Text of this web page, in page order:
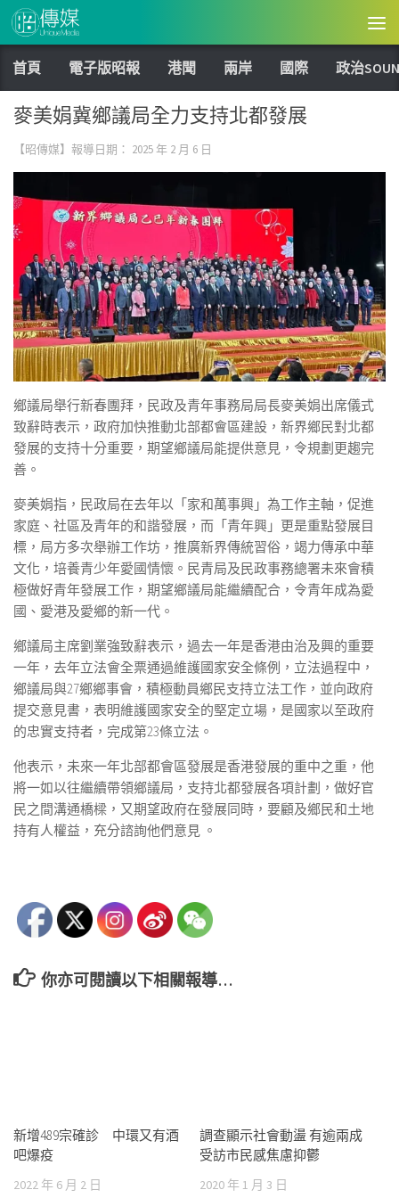
Skip to content
首頁 電子版昭報 港聞 兩岸 國際 政治
麥美娟冀鄉議局全力支持北都發展
【昭傳媒】報導日期： 2025 年 2 月 6 日
鄉議局舉行新春團拜，民政及青年事務局局長麥美娟出席儀式
致辭時表示，政府加快推動北部都會區建設，新界鄉民對北都
發展的支持十分重要，期望鄉議局能提供意見，令規劃更趨完
善。
麥美娟指，民政局在去年以「家和萬事興」為工作主軸，促進
家庭、社區及青年的和諧發展，而「青年興」更是重點發展目
標，局方多次舉辦工作坊，推廣新界傳統習俗，竭力傳承中華
文化，培養青少年愛國情懷。民青局及民政事務總署未來會積
極做好青年發展工作，期望鄉議局能繼續配合，令青年成為愛
國、愛港及愛鄉的新一代。
鄉議局主席劉業強致辭表示，過去一年是香港由治及興的重要
一年，去年立法會全票通過維護國家安全條例，立法過程中，
鄉議局與27鄉鄉事會，積極動員鄉民支持立法工作，並向政府
提交意見書，表明維護國家安全的堅定立場，是國家以至政府
的忠實支持者，完成第23條立法。
他表示，未來一年北部都會區發展是香港發展的重中之重，他
將一如以往繼續帶領鄉議局，支持北都發展各項計劃，做好官
民之間溝通橋樑，又期望政府在發展同時，要顧及鄉民和土地
持有人權益，充分諮詢他們意見 。
你亦可閱讀以下相關報導…
新增489宗確診 中環又有酒
吧爆疫
2022 年 6 月 2 日
調查顯示社會動盪 有逾兩成
受訪市民感焦慮抑鬱
2020 年 1 月 3 日